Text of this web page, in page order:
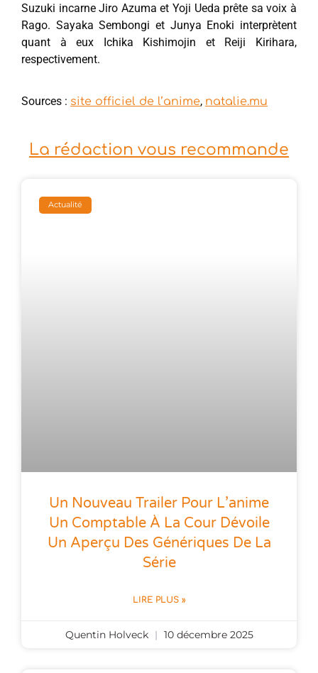
Suzuki incarne Jiro Azuma et Yoji Ueda prête sa voix à
Rago. Sayaka Sembongi et Junya Enoki interprètent
quant à eux Ichika Kishimojin et Reiji Kirihara,
respectivement.
Sources : site officiel de l’anime, natalie.mu
La rédaction vous recommande
Actualité
Un Nouveau Trailer Pour L’anime
Un Comptable À La Cour Dévoile
Un Aperçu Des Génériques De La
Série
LIRE PLUS »
Quentin Holveck 10 décembre 2025